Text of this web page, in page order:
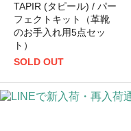
TAPIR (タピール) / パー
フェクトキット（革靴
のお手入れ用5点セッ
ト）
SOLD OUT